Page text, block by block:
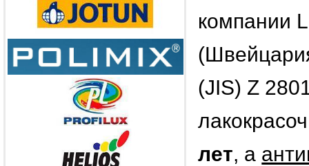
компании
(JIS) Z
лет, а